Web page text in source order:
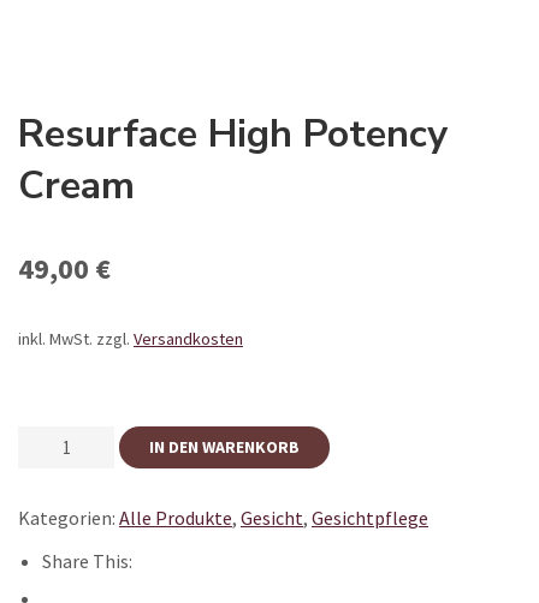
Resurface High Potency
Cream
49,00 €
inkl. MwSt. zzgl. Versandkosten
RESURFACE
MENGE
IN DEN WARENKORB
Kategorien: Alle Produkte, Gesicht, Gesichtpflege
Share This: